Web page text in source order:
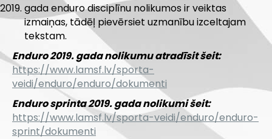
gada enduro disciplīnu nolikumos ir veiktas
izmaiņas, tādēļ pievērsiet uzmanību izceltajam
tekstam.
Enduro 2019. gada nolikumu atradīsit šeit:
https://www.lamsf.lv/sporta-
veidi/enduro/enduro/dokumenti
Enduro sprinta 2019. gada nolikumi šeit:
https://www.lamsf.lv/sporta-veidi/enduro/enduro-
sprint/dokumenti